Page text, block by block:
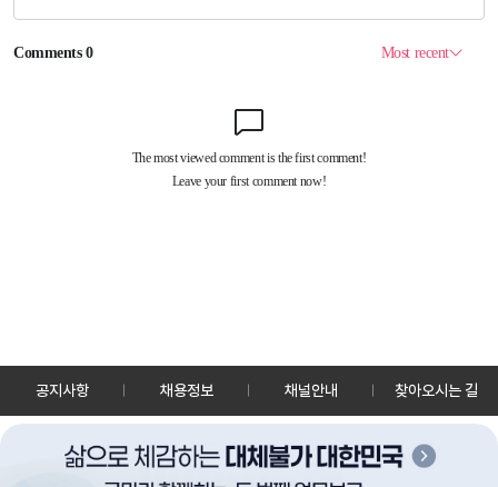
공지사항 채용정보 채널안내 찾아오시는 길
30128 세종특별자치시 정부2청사로 13 한국정책방송원 KTV
TEL: 044-204-8000
Copyrightⓒ KTV 국민방송 All Rights Reserved.